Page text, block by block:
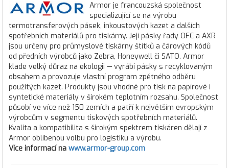
Armor je francouzská společnost
specializující se na výrobu
termotransferových pásek, inkoustových kazet a dalších
spotřebních materiálů pro tiskárny. Její pásky řady OFC a AXR
jsou určeny pro průmyslové tiskárny štítků a čárových kódů
od předních výrobců jako Zebra, Honeywell či SATO. Armor
klade velký důraz na ekologii — vyrábí pásky s recyklovaným
obsahem a provozuje vlastní program zpětného odběru
použitých kazet. Produkty jsou vhodné pro tisk na papírové i
syntetické materiály v širokém teplotním rozsahu. Společnost
působí ve více než 150 zemích a patří k největším evropským
výrobcům v segmentu tiskových spotřebních materiálů.
Kvalita a kompatibilita s širokým spektrem tiskáren dělají z
Armor oblíbenou volbu pro logistiku a výrobu.
Více informací na www.armor-group.com